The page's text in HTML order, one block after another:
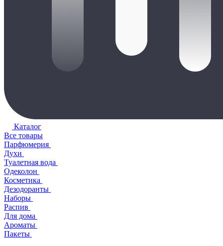
Каталог
Все товары
Парфюмерия
Духи
Туалетная вода
Одеколон
Косметика
Дезодоранты
Наборы
Распив
Для дома
Ароматы
Пакеты